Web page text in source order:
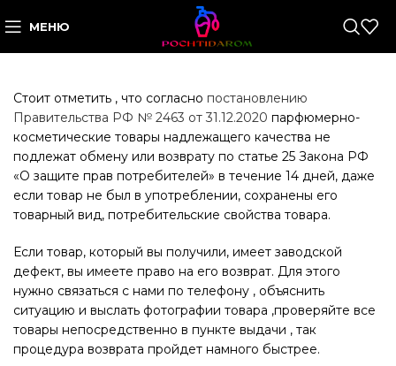
МЕНЮ
Стоит отметить , что согласно постановлению
Правительства РФ № 2463 от 31.12.2020 парфюмерно-
косметические товары надлежащего качества не
подлежат обмену или возврату по статье 25 Закона РФ
«О защите прав потребителей» в течение 14 дней, даже
если товар не был в употреблении, сохранены его
товарный вид, потребительские свойства товара.
Если товар, который вы получили, имеет заводской
дефект, вы имеете право на его возврат. Для этого
нужно связаться с нами по телефону , объяснить
ситуацию и выслать фотографии товара ,проверяйте все
товары непосредственно в пункте выдачи , так
процедура возврата пройдет намного быстрее.